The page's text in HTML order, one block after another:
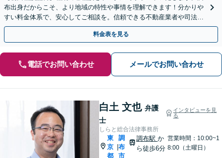
布出身だからこそ、より地域の特性や事情を理解できます！分かりや
すい料金体系で、安心してご相談を。信頼できる不動産業者や司法書
士、税理士などもご紹介可【出張相談可】【土日祝対応可】
料金表を見る
電話でお問い合わせ メールでお問い合わせ
白土 文也 弁護
士
インタビューを見
る
しらと総合法律事務所
東
京
都
調
布
市
調布駅 か
ら徒歩6分
営業時間：10:00~1
8:00（土曜日）